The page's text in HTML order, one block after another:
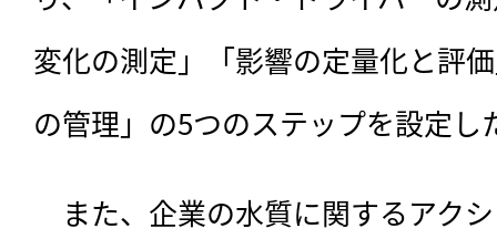
変化の測定」「影響の定量化と評
の管理」の5つのステップを設定し
また、企業の水質に関するアク